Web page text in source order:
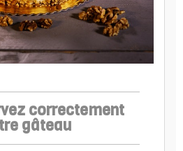
correctement
gâteau